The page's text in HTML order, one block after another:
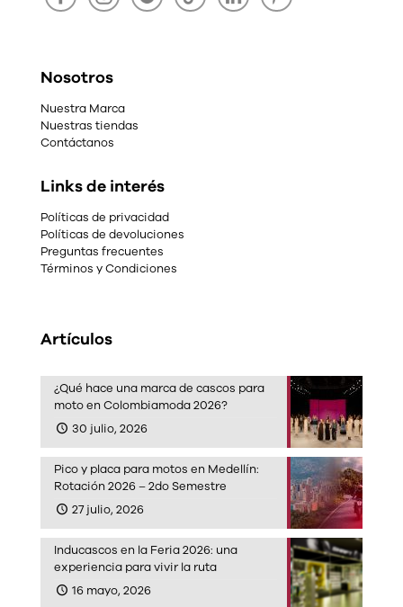
Nosotros
Nuestra Marca
Nuestras tiendas
Contáctanos
Links de interés
Políticas de privacidad
Políticas de devoluciones
Preguntas frecuentes
Términos y Condiciones
Artículos
¿Qué hace una marca de cascos para
moto en Colombiamoda 2026?
30 julio, 2026
Pico y placa para motos en Medellín:
Rotación 2026 – 2do Semestre
27 julio, 2026
Inducascos en la Feria 2026: una
experiencia para vivir la ruta
16 mayo, 2026